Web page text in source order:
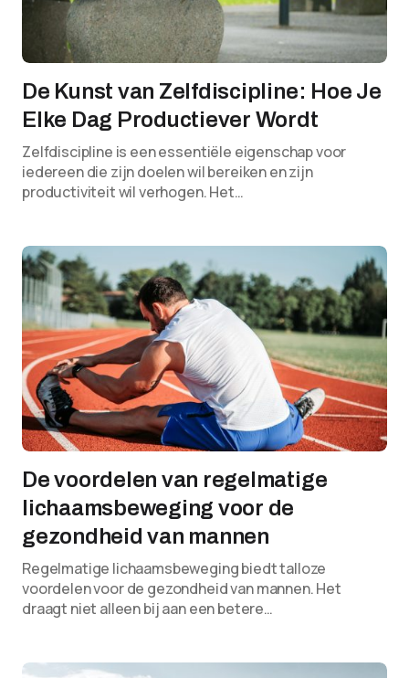
De Kunst van Zelfdiscipline: Hoe Je
Elke Dag Productiever Wordt
Zelfdiscipline is een essentiële eigenschap voor
iedereen die zijn doelen wil bereiken en zijn
productiviteit wil verhogen. Het…
De voordelen van regelmatige
lichaamsbeweging voor de
gezondheid van mannen
Regelmatige lichaamsbeweging biedt talloze
voordelen voor de gezondheid van mannen. Het
draagt niet alleen bij aan een betere…